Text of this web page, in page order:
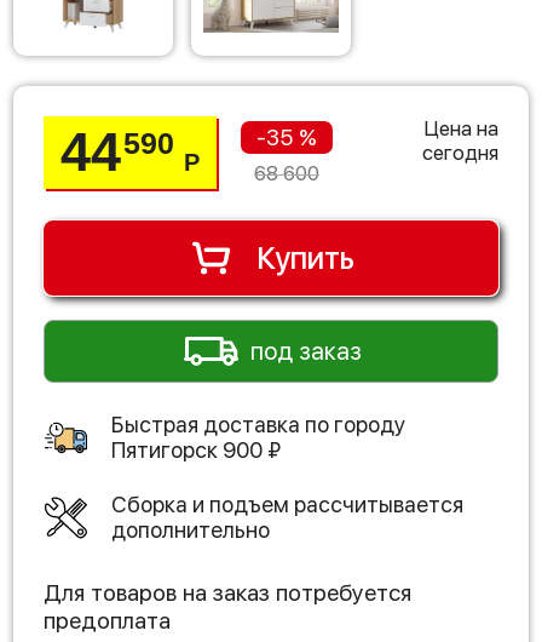
44590
Р
-35 %
68 600
Цена на
сегодня
Купить
под заказ
Быстрая доставка по городу
Пятигорск 900 ₽
Сборка и подъем рассчитывается
дополнительно
Для товаров на заказ потребуется
предоплата